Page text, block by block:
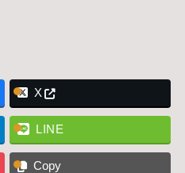
X
LINE
Copy